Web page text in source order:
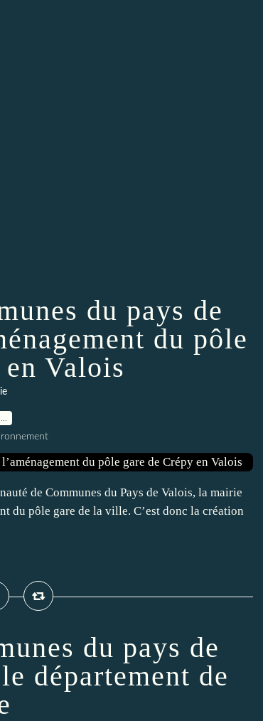
du pays de
du pôle
Valois
de Communes du Pays de Valois, la mairie
du pôle gare de la ville. C’est donc la création
du pays de
département de